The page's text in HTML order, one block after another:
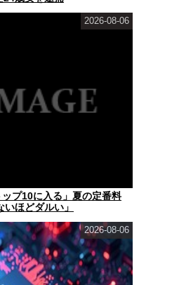
プ10に入る」夏の定番料
ほどダルい」
2026-08-06
2026-08-06